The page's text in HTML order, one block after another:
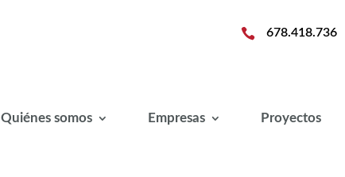
 678.418.736
Quiénes somos Empresas Proyectos